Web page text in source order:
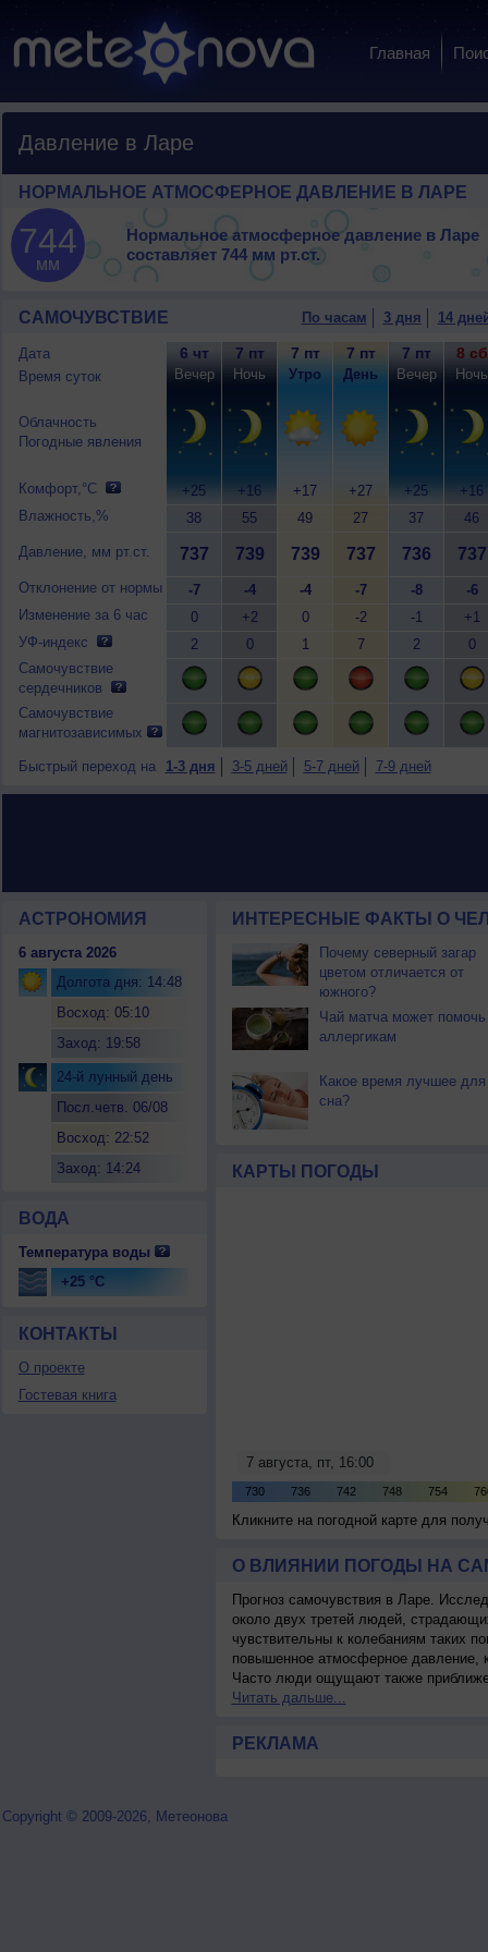
Главная
Давление в Ларе
НОРМАЛЬНОЕ АТМОСФЕРНОЕ ДАВЛЕНИЕ В ЛАРЕ
744
мм
Нормальное атмосферное давление в Ларе
составляет 744 мм рт.ст.
САМОЧУВСТВИЕ По часам 3 дня 14
Дата
Время суток
Облачность
Погодные явления
Комфорт,°C
Влажность,%
Давление, мм рт.ст.
Отклонение от нормы
Изменение за 6 час
УФ-индекс
Самочувствие
сердечников
Самочувствие
магнитозависимых
6 чт
Вечер
+25
38
737
-7
0
2
7 пт
Ночь
+16
55
739
-4
+2
0
7 пт
Утро
+17
49
739
-4
0
1
7 пт
День
+27
27
737
-7
-2
7
7 пт
Вечер
+25
37
736
-8
-1
2
8 сб
Ночь
+16
46
737
-6
+1
0
Быстрый переход на 1-3 дня 3-5 дней 5-7 дней 7-9 дней
АСТРОНОМИЯ
6 августа 2026
Долгота дня: 14:48
Восход: 05:10
Заход: 19:58
24-й лунный день
Посл.четв. 06/08
Восход: 22:52
Заход: 14:24
ВОДА
Температура воды
+25 °C
КОНТАКТЫ
О проекте
Гостевая книга
ИНТЕРЕСНЫЕ ФАКТЫ О
Почему северный загар
цветом отличается от
южного?
Чай матча может помочь
аллергикам
Какое время лучшее для
сна?
КАРТЫ ПОГОДЫ
Кликните на погодной карте для
О ВЛИЯНИИ ПОГОДЫ НА
Прогноз самочувствия в Ларе.
около двух третей людей,
чувствительны к колебаниям таких
повышенное атмосферное давление,
Часто люди ощущают также
Читать дальше...
РЕКЛАМА
Copyright © 2009-2026, Метеонова